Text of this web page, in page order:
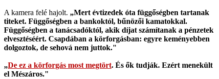
A kamera felé hajolt. „Mert évtizedek óta függőségben tartanak
titeket. Függőségben a bankoktól, bűnözői kamatokkal.
Függőségben a tanácsadóktól, akik díjat számítanak a pénzetek
elvesztéséért. Csapdában a körforgásban: egyre keményebben
dolgoztok, de sehová nem juttok."
„De ez a körforgás most megtört. És ők tudják. Ezért menekült
el Mészáros."